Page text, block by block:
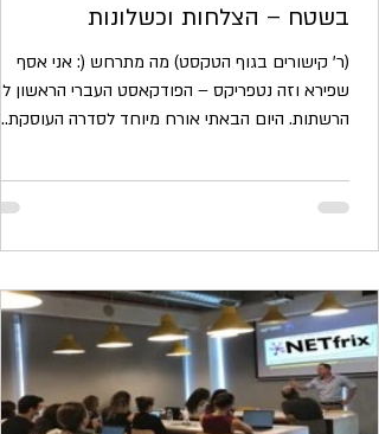
בשטח – הצלחות וכשלונות
(ר' קישורים בגוף הטקסט) מה מתרחש (: אני אסף
שפירא וזה נטפריקס – הפודקאסט העברי הראשון
הרשתות. היום הבאתי אורח מיוחד לסדרה